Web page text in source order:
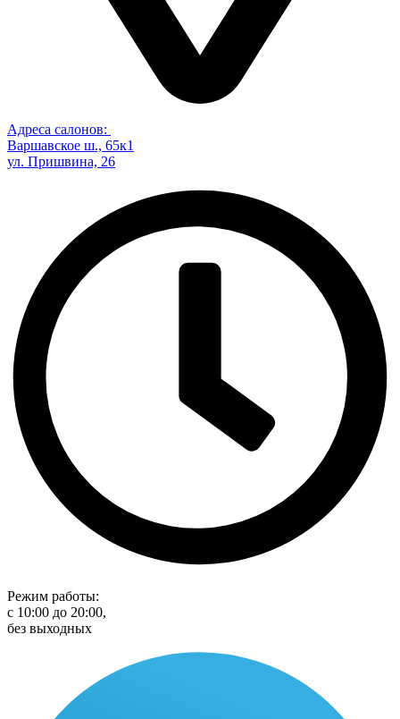
Адреса салонов:
Варшавское ш., 65к1
ул. Пришвина, 26
Режим работы:
с 10:00 до 20:00,
без выходных